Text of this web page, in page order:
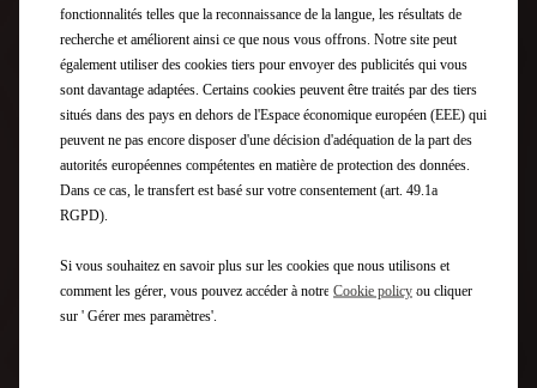
fonctionnalités telles que la reconnaissance de la langue, les résultats de
recherche et améliorent ainsi ce que nous vous offrons. Notre site peut
également utiliser des cookies tiers pour envoyer des publicités qui vous
sont davantage adaptées. Certains cookies peuvent être traités par des tiers
situés dans des pays en dehors de l'Espace économique européen (EEE) qui
peuvent ne pas encore disposer d'une décision d'adéquation de la part des
autorités européennes compétentes en matière de protection des données.
Dans ce cas, le transfert est basé sur votre consentement (art. 49.1a
RGPD).
Si vous souhaitez en savoir plus sur les cookies que nous utilisons et
comment les gérer, vous pouvez accéder à notre Cookie policy ou cliquer
sur ' Gérer mes paramètres'.